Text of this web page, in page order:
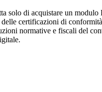
di acquistare un
certificazioni di
normative e fiscali del